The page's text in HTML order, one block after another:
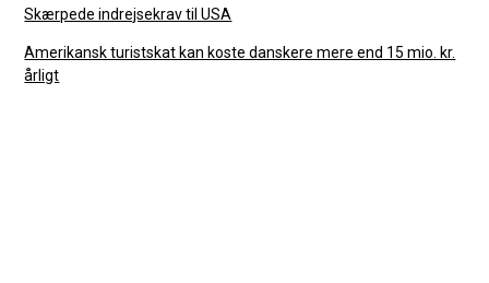
Skærpede indrejsekrav til USA
Amerikansk turistskat kan koste danskere mere end 15 mio. kr.
årligt